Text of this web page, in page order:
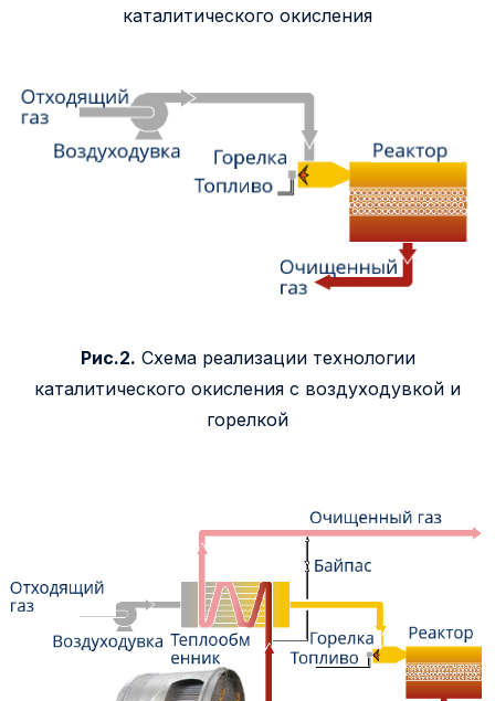
каталитического окисления
Рис.2. Схема реализации технологии
каталитического окисления с воздуходувкой и
горелкой